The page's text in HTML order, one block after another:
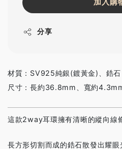
加入購
分享
材質：SV925純銀(鍍黃金)、鋯石
尺寸：長約36.8mm、寬約
這款2way耳環擁有清晰的縱向線
長方形切割而成的鋯石散發出耀眼